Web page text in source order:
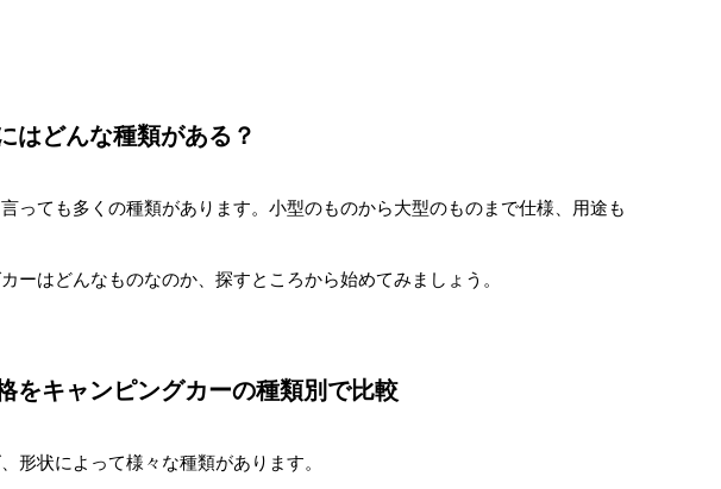
はどんな種類がある？
っても多くの種類があります。小型のものから大型のものまで仕様、用途も
ーはどんなものなのか、探すところから始めてみましょう。
をキャンピングカーの種類別で比較
形状によって様々な種類があります。